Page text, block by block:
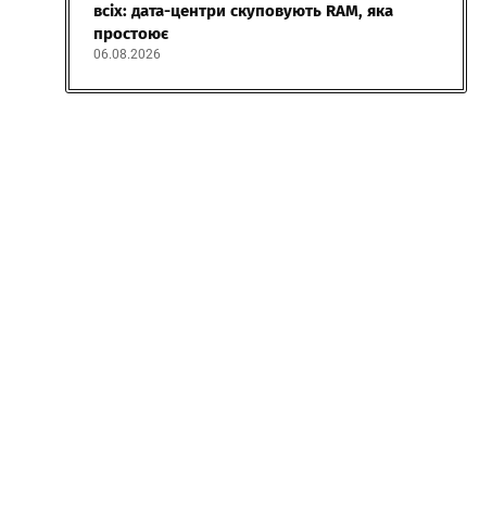
всіх: дата-центри скуповують RAM, яка
простоює
06.08.2026